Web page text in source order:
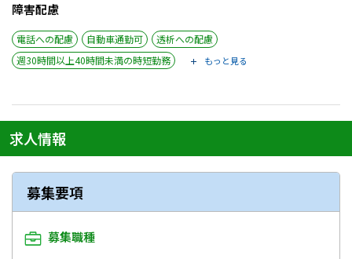
障害配慮
電話への配慮 自動車通勤可
透析への配慮
週30時間以上40時間未満の時短勤務
もっと見る
求人情報
募集要項
募集職種